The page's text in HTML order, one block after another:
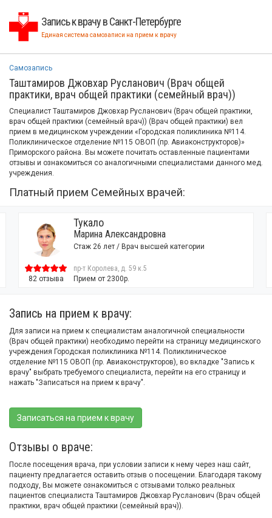
Запись к врачу в Санкт-Петербурге
Единая система самозаписи на прием к врачу
Самозапись
Таштамиров Джовхар Русланович (Врач общей
практики, врач общей практики (семейный врач))
Специалист Таштамиров Джовхар Русланович (Врач общей практики,
врач общей практики (семейный врач)) (Врач общей практики) вел
прием в медицинском учреждении «Городская поликлиника №114.
Поликлиническое отделение №115 ОВОП (пр. Авиаконструкторов)»
Приморского района. Вы можете почитать оставленные пациентами
отзывы и ознакомиться со аналогичными специалистами данного мед.
учреждения.
Платный прием Семейных врачей:
82 отзыва
Тукало
Марина Александровна
Стаж 26 лет / Врач высшей категории
пр-т Королева, д. 59 к.5
Прием от 2300р.
Запись на прием к врачу:
Для записи на прием к специалистам аналогичной специальности
(Врач общей практики) необходимо перейти на страницу медицинского
учреждения Городская поликлиника №114. Поликлиническое
отделение №115 ОВОП (пр. Авиаконструкторов), во вкладке "Запись к
врачу" выбрать требуемого специалиста, перейти на его страницу и
нажать "Записаться на прием к врачу".
Записаться на прием к врачу
Отзывы о враче:
После посещения врача, при условии записи к нему через наш сайт,
пациенту предлагается оставить отзыв о посещении. Благодаря такому
подходу, Вы можете ознакомиться с отзывами только реальных
пациентов специалиста Таштамиров Джовхар Русланович (Врач общей
практики, врач общей практики (семейный врач)).